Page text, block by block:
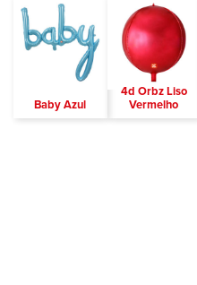
Baby Azul
4d Orbz Liso
Vermelho